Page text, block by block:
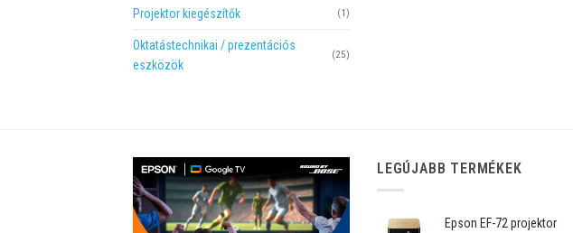
Projektor kiegészítők (1)
Oktatástechnikai / prezentációs
eszközök
(25)
LEGÚJABB TERMÉKEK
Epson EF-72 projektor